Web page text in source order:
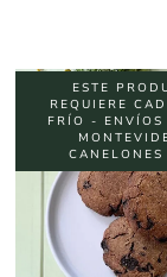
ESTE
REQUIERE
FRÍO - ENVÍOS
CANELONES